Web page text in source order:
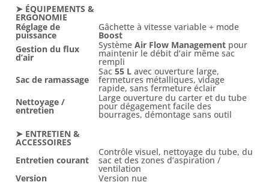
➤ ÉQUIPEMENTS &
ERGONOMIE
Réglage de
puissance
Gâchette à vitesse variable + mode
Boost
Gestion du flux
d’air
Système Air Flow Management pour
maintenir le débit d’air même sac
rempli
Sac de ramassage
Sac 55 L avec ouverture large,
fermetures métalliques, vidage
rapide, sans fermeture éclair
Nettoyage /
entretien
Large ouverture du carter et du tube
pour dégagement facile des
bourrages, démontage sans outil
➤ ENTRETIEN &
ACCESSOIRES
Entretien courant
Contrôle visuel, nettoyage du tube, du
sac et des zones d’aspiration /
ventilation
Version
Version nue